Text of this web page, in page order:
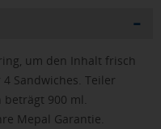
um den Inhalt frisch
Sandwiches. Teiler
beträgt 900 ml.
Mepal Garantie.